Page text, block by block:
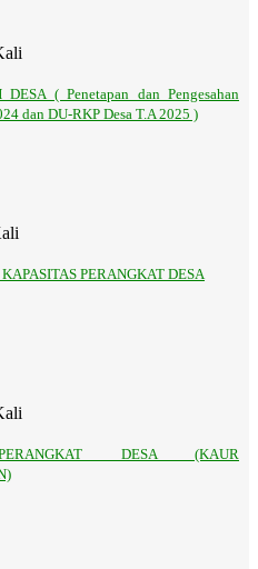
DESA ( Penetapan dan Pengesahan
dan DU-RKP Desa T.A 2025 )
PERANGKAT DESA
DESA (KAUR